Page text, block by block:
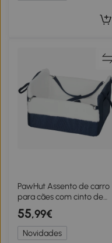
PawHut Assento de carro
para cães com cinto de
segurança e fixação,
assento de carro para cães
55 x 46 x 32 cm azul-
marinho
55,99€
Novidades